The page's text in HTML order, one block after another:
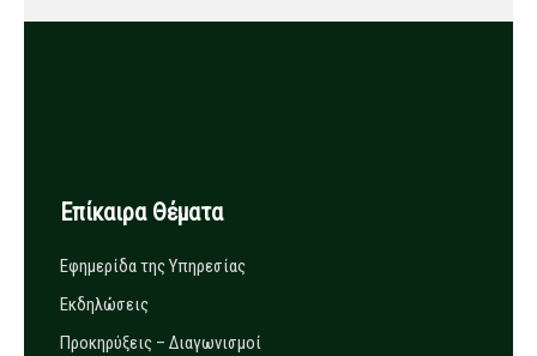
Επίκαιρα Θέματα
Εφημερίδα της Υπηρεσίας
Εκδηλώσεις
Προκηρύξεις – Διαγωνισμοί